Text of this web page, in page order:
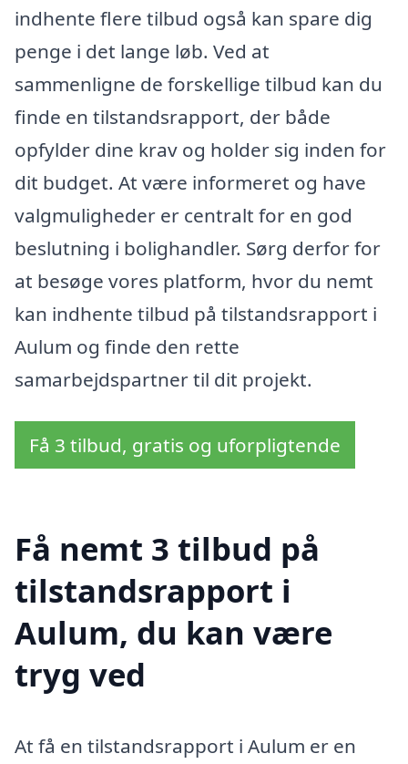
indhente flere tilbud også kan spare dig
penge i det lange løb. Ved at
sammenligne de forskellige tilbud kan du
finde en tilstandsrapport, der både
opfylder dine krav og holder sig inden for
dit budget. At være informeret og have
valgmuligheder er centralt for en god
beslutning i bolighandler. Sørg derfor for
at besøge vores platform, hvor du nemt
kan indhente tilbud på tilstandsrapport i
Aulum og finde den rette
samarbejdspartner til dit projekt.
Få 3 tilbud, gratis og uforpligtende
Få nemt 3 tilbud på
tilstandsrapport i
Aulum, du kan være
tryg ved
At få en tilstandsrapport i Aulum er en